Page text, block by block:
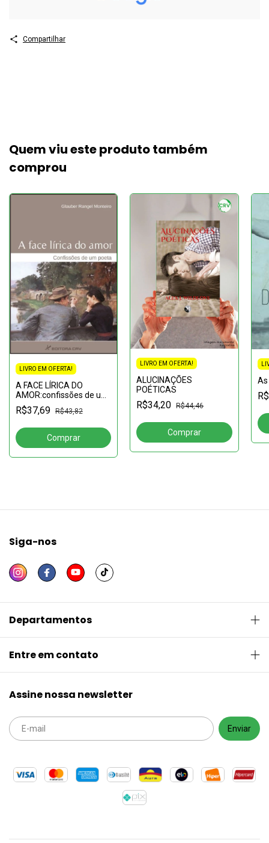
Compartilhar
Quem viu este produto também
comprou
LIVRO EM OFERTA!
A FACE LÍRICA DO
AMOR:confissões de um
poeta
R$37,69 R$43,82
LIVRO EM OFERTA!
ALUCINAÇÕES
POÉTICAS
R$34,20 R$44,46
Siga-nos
Departamentos
Entre em contato
Assine nossa newsletter